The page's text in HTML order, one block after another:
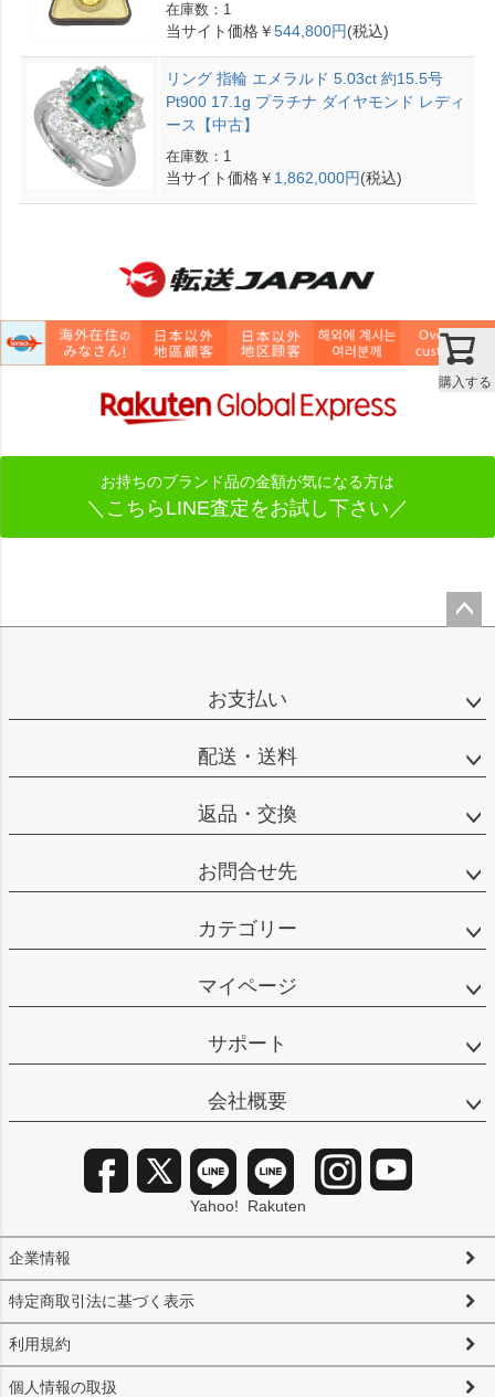
購入する
在庫数：1
当サイト価格￥544,800円(税込)
リング 指輪 エメラルド 5.03ct 約15.5号
Pt900 17.1g プラチナ ダイヤモンド レディ
ース【中古】
在庫数：1
当サイト価格￥ 1,862,000円(税込)
お持ちのブランド品の金額が気になる方は
＼こちらLINE査定をお試し下さい／
お支払い
配送・送料
返品・交換
お問合せ先
カテゴリー
マイページ
サポート
会社概要
企業情報
特定商取引法に基づく表示
利用規約
個人情報の取扱
Yahoo! Rakuten